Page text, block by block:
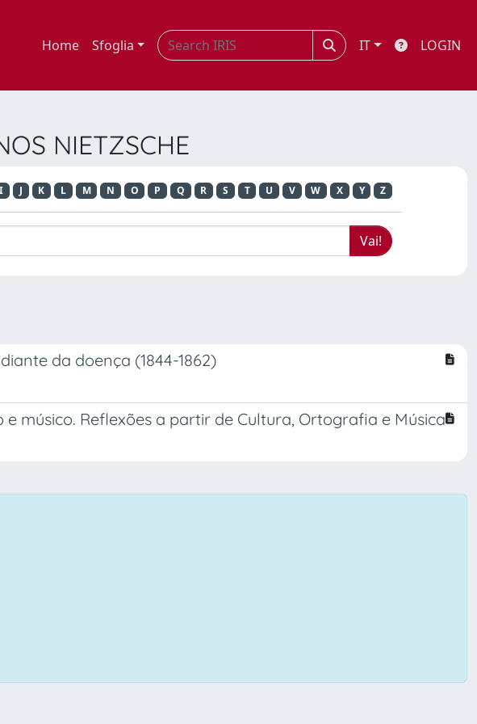
Home Sfoglia IT LOGIN
NIETZSCHE
I J K L M N O P Q R S T U V W X Y Z
da doença (1844-1862)
músico. Reflexões a partir de Cultura, Ortografia e Música